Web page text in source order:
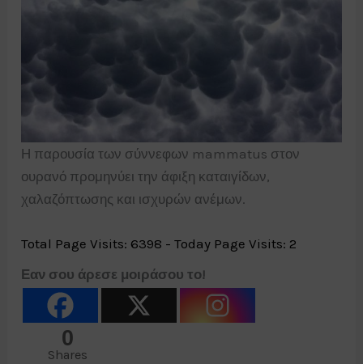
Η παρουσία των σύννεφων mammatus στον
ουρανό προμηνύει την άφιξη καταιγίδων,
χαλαζόπτωσης και ισχυρών ανέμων.
Total Page Visits: 6398 - Today Page Visits: 2
Εαν σου άρεσε μοιράσου το!
0
Shares